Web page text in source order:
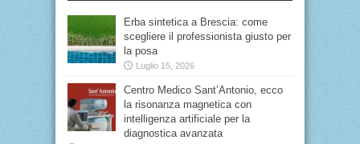
Erba sintetica a Brescia: come
scegliere il professionista giusto per
la posa
Luglio 15, 2026
Centro Medico Sant’Antonio, ecco
la risonanza magnetica con
intelligenza artificiale per la
diagnostica avanzata